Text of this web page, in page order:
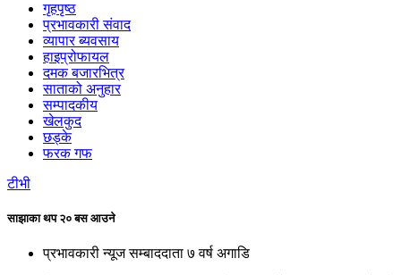
गृहपृष्ठ
प्रभावकारी संवाद
व्यापार ब्यवसाय
हाइप्रोफायल
दमक बजारभित्र
साताको अनुहार
सम्पादकीय
खेलकुद
छड्के
फरक गफ
टीभी
साझाका थप २० बस आउने
प्रभावकारी न्यूज सम्बाददाता ७ वर्ष अगाडि